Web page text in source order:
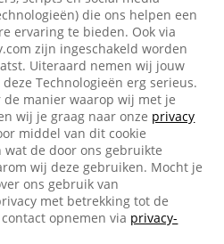
die ons helpen een
ervaring te bieden. Ook via
zijn ingeschakeld worden
Uiteraard nemen wij jouw
Technologieën erg serieus.
manier waarop wij met je
wij je graag naar onze privacy
middel van dit cookie
de door ons gebruikte
wij deze gebruiken. Mocht je
ons gebruik van
met betrekking tot de
opnemen via privacy-